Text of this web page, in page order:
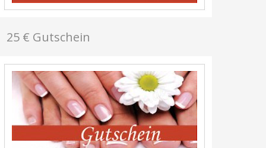
25 € Gutschein